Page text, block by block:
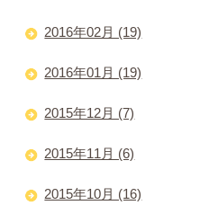
2016年02月 (19)
2016年01月 (19)
2015年12月 (7)
2015年11月 (6)
2015年10月 (16)